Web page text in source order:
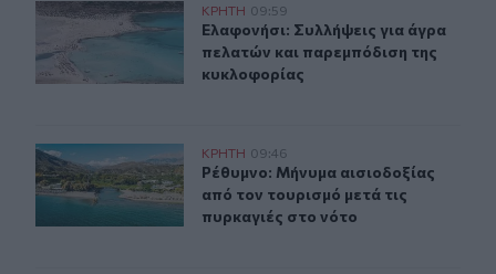
Ελαφονήσι: Συλλήψεις για άγρα πελατών και
ΚΡΗΤΗ 09:59
Ελαφονήσι: Συλλήψεις για άγρα
Ελαφονήσι: Συλλήψεις για άγρα
πελατών και παρεμπόδιση της
κυκλοφορίας
Ρέθυμνο: Μήνυμα αισιοδοξίας από τον τουρισμό μετά
ΚΡΗΤΗ 09:46
Ρέθυμνο: Μήνυμα αισιοδοξίας από
Ρέθυμνο: Μήνυμα αισιοδοξίας
από τον τουρισμό μετά τις
πυρκαγιές στο νότο